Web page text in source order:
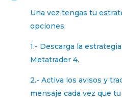
Una vez tengas tu
opciones:
1.- Descarga la
Metatrader 4.
2.- Activa los avisos y
mensaje cada vez que